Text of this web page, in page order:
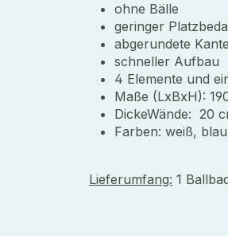
ohne Bälle
geringer
abgerundete
schneller Aufbau
4 Elemente und
Maße (LxBxH):
DickeWände: 20
Farben: weiß,
Lieferumfang: 1